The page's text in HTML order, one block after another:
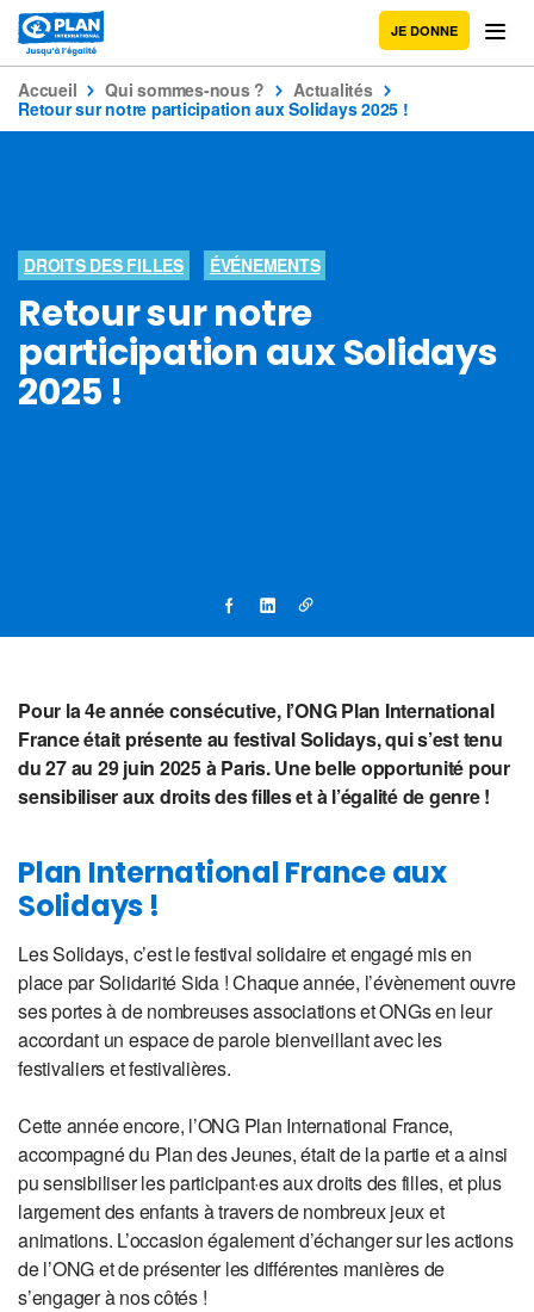
JE DONNE
Accueil Qui sommes-nous ?
Actualités
Retour sur notre participation aux Solidays 2025 !
DROITS DES FILLES ÉVÉNEMENTS
Retour sur notre
participation aux Solidays
2025 !
Pour la 4e année consécutive, l’ONG Plan International
France était présente au festival Solidays, qui s’est tenu
du 27 au 29 juin 2025 à Paris. Une belle opportunité pour
sensibiliser aux droits des filles et à l’égalité de genre !
Plan International France aux
Solidays !
Les Solidays, c’est le festival solidaire et engagé mis en
place par Solidarité Sida ! Chaque année, l’évènement ouvre
ses portes à de nombreuses associations et ONGs en leur
accordant un espace de parole bienveillant avec les
festivaliers et festivalières.
Cette année encore, l’ONG Plan International France,
accompagné du Plan des Jeunes, était de la partie et a ainsi
pu sensibiliser les participant·es aux droits des filles, et plus
largement des enfants à travers de nombreux jeux et
animations. L’occasion également d’échanger sur les actions
de l’ONG et de présenter les différentes manières de
s’engager à nos côtés !